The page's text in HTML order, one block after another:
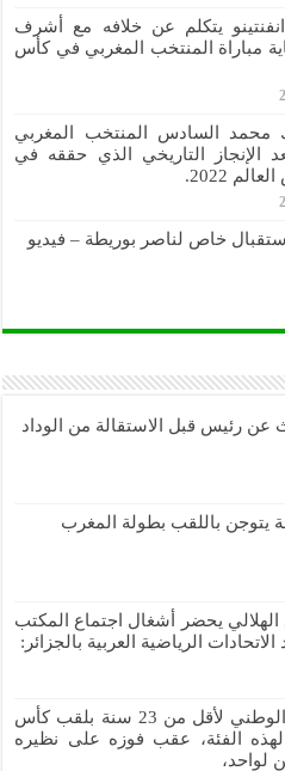
يتكلم عن خلافه مع أشرف
مباراة المنتخب المغربي في كأس
محمد السادس المنتخب المغربي
الإنجاز التاريخي الذي حققه في
2022.
خاص لناصر بوريطة – فيديو
عن رئيس قبل الاستقالة من الوداد
يتوجن باللقب بطولة المغرب
الهلالي يحضر أشغال اجتماع المكتب
الاتحادات الرياضية العربية بالجزائر:
توج المنتخب الوطني لأقل من 23 سنة بلقب كأس
لهذه الفئة، عقب فوزه على نظيره
لواحد،